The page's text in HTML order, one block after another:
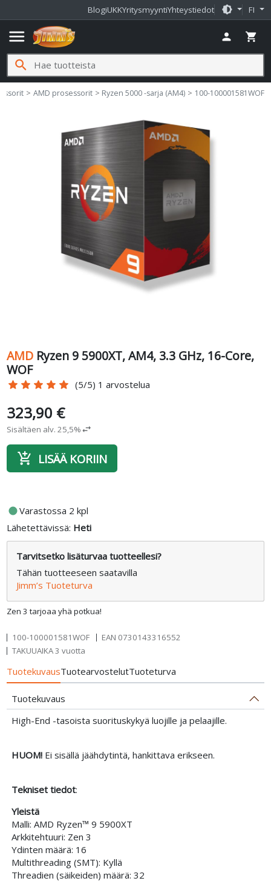
BlogiUKKYritysmyyntiYhteystiedot brightness_medium FI
menu person shopping_cart
search
AMD prosessorit Ryzen 5000 -sarja (AM4) 100-100001581WOF
AMD Ryzen 9 5900XT, AM4, 3.3 GHz, 16-Core,
WOF
star star star star star (5/5) 1 arvostelua
Zen 3 tarjoaa yhä potkua!
323,90 €
Sisältäen alv. 25,5%swap_horiz
add_shopping_cart LISÄÄ KORIIN
fiber_manual_recordVarastossa 2 kpl
Lähetettävissä: Heti
Tarvitsetko lisäturvaa tuotteellesi?
Tähän tuotteeseen saatavilla
Jimm’s Tuoteturva
100-100001581WOF EAN 0730143316552
TAKUUAIKA 3 vuotta
TuotekuvausTuotearvostelutTuoteturva
Tuotekuvaus
High-End -tasoista suorituskykyä luojille ja pelaajille.
HUOM!Ei sisällä jäähdytintä, hankittava erikseen.
Tekniset tiedot:
Yleistä
Malli: AMD Ryzen™ 9 5900XT
Arkkitehtuuri: Zen 3
Ydinten määrä: 16
Multithreading (SMT): Kyllä
Threadien (säikeiden) määrä: 32